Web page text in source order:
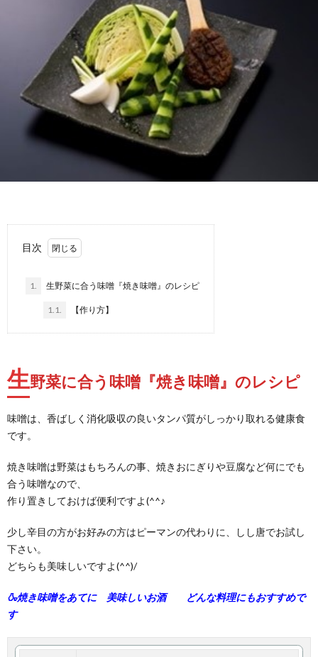
目次
1. 生野菜に合う味噌『焼き味噌』のレシピ
1.1. 【作り方】
生野菜に合う味噌『焼き味噌』のレシピ
味噌は、香ばしく消化吸収の良いタンパ質がしっかり取れる健康食
です。
焼き味噌は野菜はもちろんの事、焼きおにぎりや豆腐など何にでも
合う味噌なので、
作り置きしておけば便利ですよ(^^♪
少し辛目の方がお好みの方はピーマンの代わりに、しし唐でお試し
下さい。
どちらも美味しいですよ(^^)/
🍶焼き味噌をあてに 美味しいお酒 どんな料理にもおすすめで
す